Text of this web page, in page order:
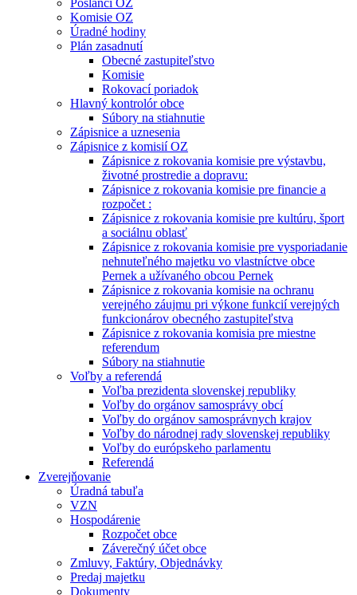
Poslanci OZ
Komisie OZ
Úradné hodiny
Plán zasadnutí
Obecné zastupiteľstvo
Komisie
Rokovací poriadok
Hlavný kontrolór obce
Súbory na stiahnutie
Zápisnice a uznesenia
Zápisnice z komisií OZ
Zápisnice z rokovania komisie pre výstavbu,
životné prostredie a dopravu:
Zápisnice z rokovania komisie pre financie a
rozpočet :
Zápisnice z rokovania komisie pre kultúru, šport
a sociálnu oblasť
Zápisnice z rokovania komisie pre vysporiadanie
nehnuteľného majetku vo vlastníctve obce
Pernek a užívaného obcou Pernek
Zápisnice z rokovania komisie na ochranu
verejného záujmu pri výkone funkcií verejných
funkcionárov obecného zastupiteľstva
Zápisnice z rokovania komisia pre miestne
referendum
Súbory na stiahnutie
Voľby a referendá
Voľba prezidenta slovenskej republiky
Voľby do orgánov samosprávy obcí
Voľby do orgánov samosprávnych krajov
Voľby do národnej rady slovenskej republiky
Voľby do európskeho parlamentu
Referendá
Zverejňovanie
Úradná tabuľa
VZN
Hospodárenie
Rozpočet obce
Záverečný účet obce
Zmluvy, Faktúry, Objednávky
Predaj majetku
Dokumenty